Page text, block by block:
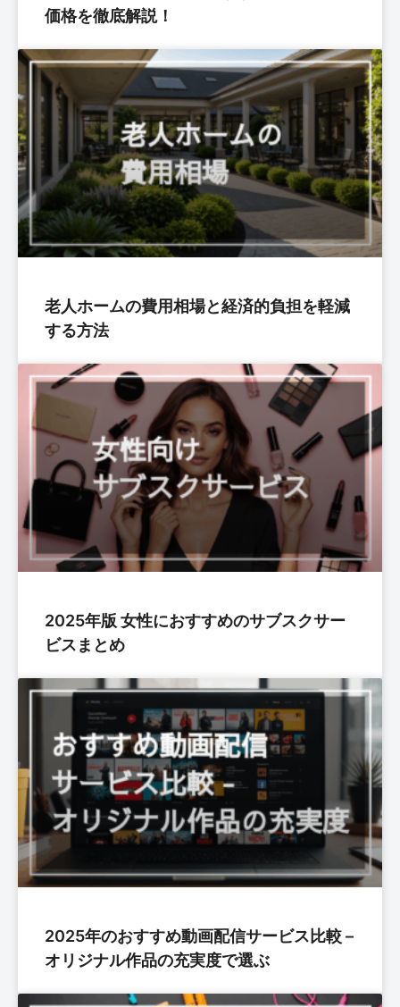
価格を徹底解説！
老人ホームの費用相場と経済的負担を軽減
する方法
2025年版 女性におすすめのサブスクサー
ビスまとめ
2025年のおすすめ動画配信サービス比較 –
オリジナル作品の充実度で選ぶ